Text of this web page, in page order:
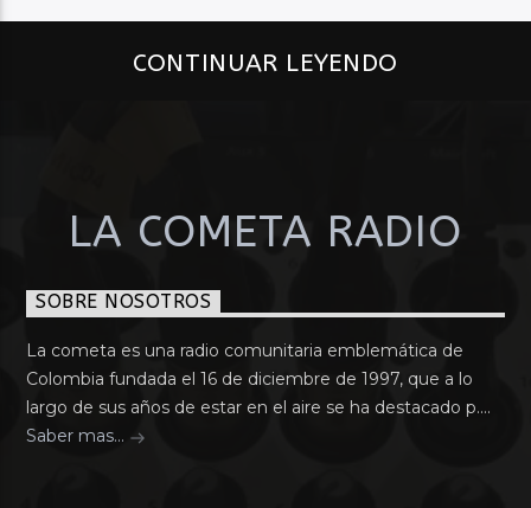
CONTINUAR LEYENDO
LA COMETA RADIO
SOBRE NOSOTROS
La cometa es una radio comunitaria emblemática de
Colombia fundada el 16 de diciembre de 1997, que a lo
largo de sus años de estar en el aire se ha destacado p....
Saber mas...